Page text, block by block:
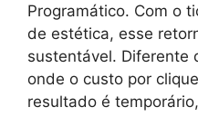
Programático. Com o
de estética, esse
sustentável. Diferente
onde o custo por
resultado é